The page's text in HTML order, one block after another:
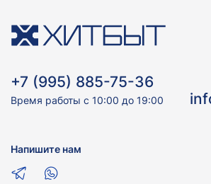
+7 (995) 885-75-36
Время работы с 10:00 до 19:00
Напишите нам